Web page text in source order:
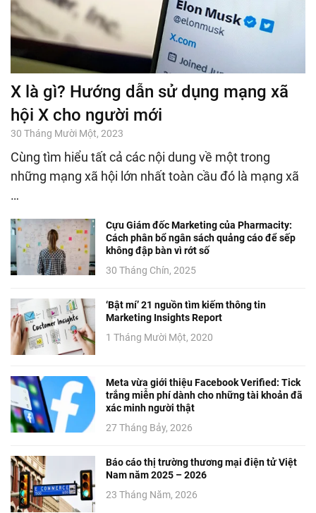
X là gì? Hướng dẫn sử dụng mạng xã
hội X cho người mới
30 Tháng Mười Một, 2023
Cùng tìm hiểu tất cả các nội dung về một trong
những mạng xã hội lớn nhất toàn cầu đó là mạng xã
…
Cựu Giám đốc Marketing của Pharmacity:
Cách phân bổ ngân sách quảng cáo để sếp
không đập bàn vì rớt số
30 Tháng Chín, 2025
‘Bật mí’ 21 nguồn tìm kiếm thông tin
Marketing Insights Report
1 Tháng Mười Một, 2020
Meta vừa giới thiệu Facebook Verified: Tick
trắng miễn phí dành cho những tài khoản đã
xác minh người thật
27 Tháng Bảy, 2026
Báo cáo thị trường thương mại điện tử Việt
Nam năm 2025 – 2026
23 Tháng Năm, 2026